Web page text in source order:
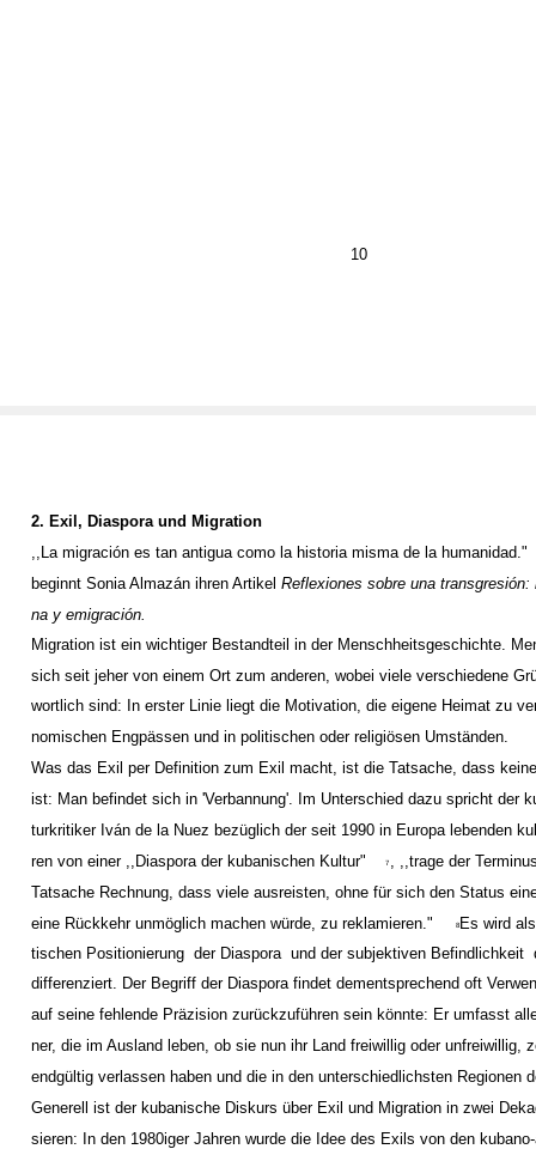
10
2. Exil, Diaspora und Migration
,,La migración es tan antigua como la historia misma de la humanidad."
beginnt Sonia Almazán ihren ArtikelReflexiones sobre una transgresión:
na y emigración.
Migration ist ein wichtiger Bestandteil in der Menschheitsgeschichte.
sich seit jeher von einem Ort zum anderen, wobei viele verschiedene
wortlich sind: In erster Linie liegt die Motivation, die eigene Heimat zu
nomischen Engpässen und in politischen oder religiösen Umständen.
Was das Exil per Definition zum Exil macht, ist die Tatsache, dass
ist: Man befindet sich in 'Verbannung'. Im Unterschied dazu spricht der
turkritiker Iván de la Nuez bezüglich der seit 1990 in Europa lebenden
ren von einer ,,Diaspora der kubanischen Kultur"
7
, ,,trage der
Tatsache Rechnung, dass viele ausreisten, ohne für sich den Status
eine Rückkehr unmöglich machen würde, zu reklamieren."
8Es wird
tischen Positionierung ­ der Diaspora ­ und der subjektiven Befindlichkeit
differenziert. Der Begriff der Diaspora findet dementsprechend oft
auf seine fehlende Präzision zurückzuführen sein könnte: Er umfasst
ner, die im Ausland leben, ob sie nun ihr Land freiwillig oder unfreiwillig,
endgültig verlassen haben und die in den unterschiedlichsten Regionen
Generell ist der kubanische Diskurs über Exil und Migration in zwei
sieren: In den 1980iger Jahren wurde die Idee des Exils von den